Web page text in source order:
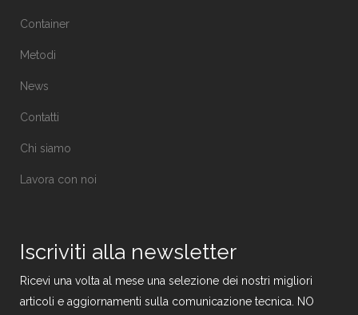
Container
Metodi
News
Contatti
Chi siamo
Lavora con noi
Iscriviti alla newsletter
Ricevi una volta al mese una selezione dei nostri migliori
articoli e aggiornamenti sulla comunicazione tecnica. NO